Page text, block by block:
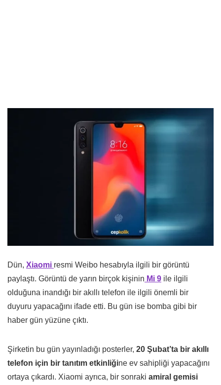
Dün, Xiaomi resmi Weibo hesabıyla ilgili bir görüntü
paylaştı. Görüntü de yarın birçok kişinin Mi 9 ile ilgili
olduğuna inandığı bir akıllı telefon ile ilgili önemli bir
duyuru yapacağını ifade etti. Bu gün ise bomba gibi bir
haber gün yüzüne çıktı.
Şirketin bu gün yayınladığı posterler, 20 Şubat’ta bir akıllı
telefon için bir tanıtım etkinliğine ev sahipliği yapacağını
ortaya çıkardı. Xiaomi ayrıca, bir sonraki amiral gemisi